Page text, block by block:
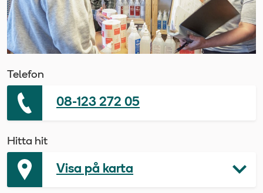
Telefon
08-123 272 05
Hitta hit
Visa på karta